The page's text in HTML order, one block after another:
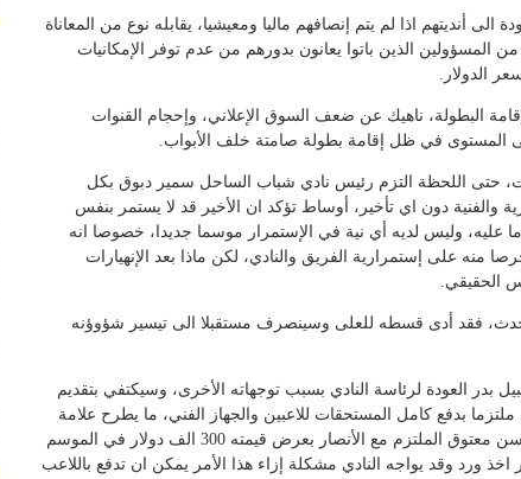
أنديتهم اذا لم يتم إنصافهم ماليا ومعيشيا، يقابله نوع من المعاناة
المسؤولين الذين باتوا يعانون بدورهم من عدم توفر الإمكانيات
الدولار.
البطولة، ناهيك عن ضعف السوق الإعلاني، وإحجام القنوات
المستوى في ظل إقامة بطولة صامتة خلف الأبواب.
حتى اللحظة التزم رئيس نادي شباب الساحل سمير دبوق بكل
والفنية دون اي تأخير، أوساط تؤكد ان الأخير قد لا يستمر بنفس
عليه، وليس لديه أي نية في الإستمرار موسما جديدا، خصوصا انه
منه على إستمرارية الفريق والنادي، لكن ماذا بعد الإنهيارات
الحقيقي.
فقد أدى قسطه للعلى وسينصرف مستقبلا الى تيسير شؤوؤنه
بدر العودة لرئاسة النادي بسبب توجهاته الأخرى، وسيكتفي بتقديم
بدفع كامل المستحقات للاعبين والجهاز الفني، ما يطرح علامة
إستفهام حول وضع البعض وبالتحديد حسن معتوق الملتزم مع الأنصار بعرض قيمته 300 الف دولار في الموسم
اخذ ورد وقد يواجه النادي مشكلة إزاء هذا الأمر يمكن ان تدفع باللاعب